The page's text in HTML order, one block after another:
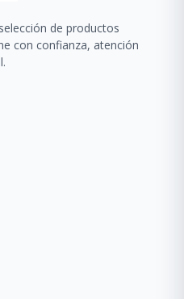
de productos
con confianza, atención